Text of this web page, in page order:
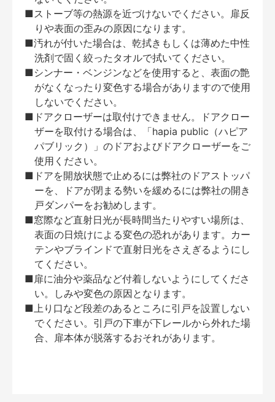
■ストーブ等の熱源を近づけないでください。扉反
りや表面の歪みの原因になります。
■汚れが付いた場合は、乾拭きもしくは薄めた中性
洗剤で固く絞ったタオルで拭いてください。
■シンナー・ベンジンなどを使用すると、表面の艶
がなくなったり変色する場合がありますので使用
しないでください。
■ドアクローザーは取付けできません。ドアクロー
ザーを取付ける場合は、「hapia public（ハピア
パブリック）」のドアおよびドアクローザーをご
使用ください。
■ドアを開放状態で止めるには弊社のドアストッパ
ーを、ドアが閉まる勢いを緩めるには弊社の開き
戸ダンパーをお勧めします。
■窓際など直射日光が長時間当たりやすい場所は、
表面の日焼けによる変色の恐れがあります。カー
テンやブラインドで直射日光をさえぎるようにし
てください。
■扉に油分や薬品など付着しないようにしてくださ
い。しみや変色の原因となります。
■上り口など段差のあるところに引戸を設置しない
でください。引戸の下車が下レールから外れた場
合、扉本体が脱落するおそれがあります。